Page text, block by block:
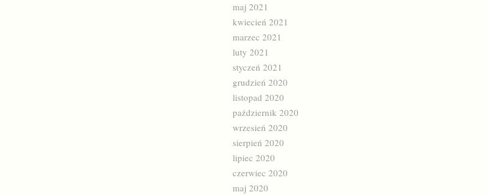
maj 2021
kwiecień 2021
marzec 2021
luty 2021
styczeń 2021
grudzień 2020
listopad 2020
październik 2020
wrzesień 2020
sierpień 2020
lipiec 2020
czerwiec 2020
maj 2020